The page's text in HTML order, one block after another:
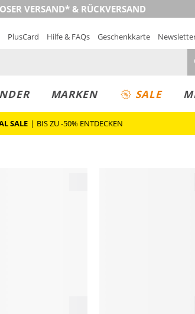
VERSAND* & RÜCKVERSAND
PlusCard Hilfe & FAQs Geschenkkarte
MARKEN SALE
SALE | BIS ZU -50% ENTDECKEN